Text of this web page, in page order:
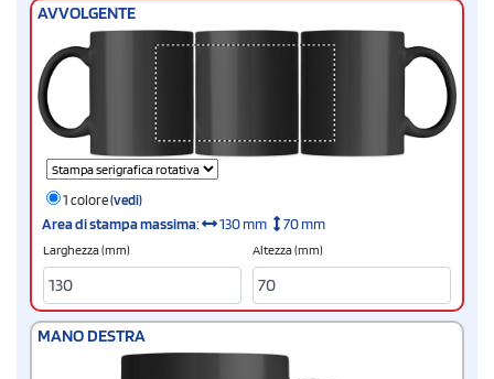
AVVOLGENTE
1 colore(vedi)
Area di stampa massima: 130 mm 70 mm
Larghezza (mm) Altezza (mm)
MANO DESTRA